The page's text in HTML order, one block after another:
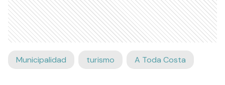
Municipalidad turismo A Toda Costa